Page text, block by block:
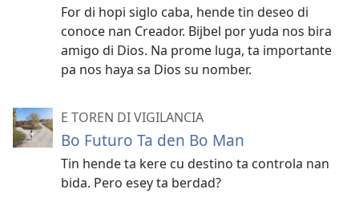
For di hopi siglo caba, hende tin deseo di
conoce nan Creador. Bijbel por yuda nos bira
amigo di Dios. Na prome luga, ta importante
pa nos haya sa Dios su nomber.
E TOREN DI VIGILANCIA
Bo Futuro Ta den Bo Man
Tin hende ta kere cu destino ta controla nan
bida. Pero esey ta berdad?